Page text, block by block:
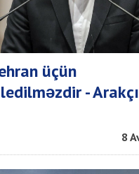
üçün
- Arakçı
8